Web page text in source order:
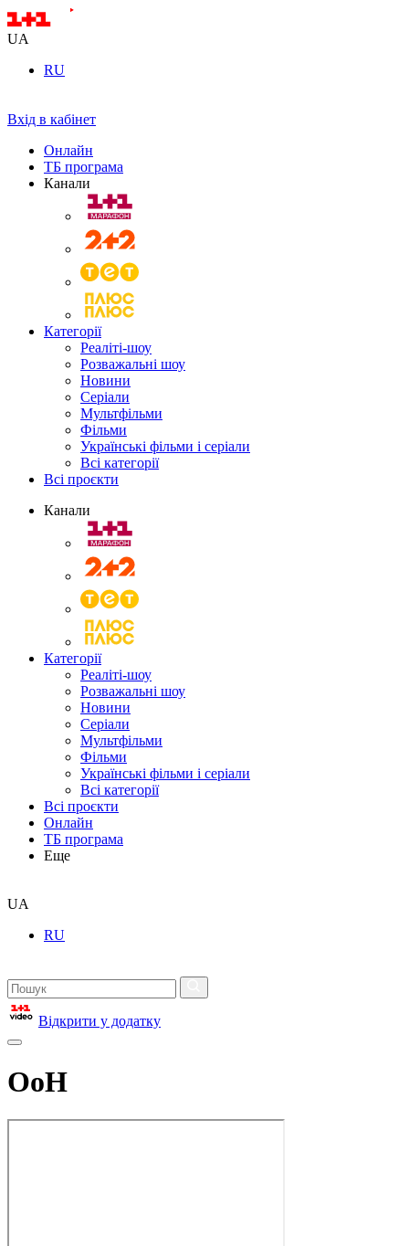
UA
RU
Вхід в кабінет
Онлайн
ТБ програма
Канали
Категорії
Реаліті-шоу
Розважальні шоу
Новини
Серіали
Мультфільми
Фільми
Українські фільми і серіали
Всі категорії
Всі проєкти
Канали
Категорії
Реаліті-шоу
Розважальні шоу
Новини
Серіали
Мультфільми
Фільми
Українські фільми і серіали
Всі категорії
Всі проєкти
Онлайн
ТБ програма
Еще
UA
RU
Відкрити у додатку
ОоН